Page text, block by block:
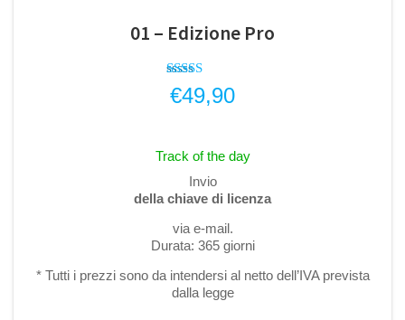
01 – Edizione Pro
Valutato
4.33
€49,90
Track of the day
Invio
della chiave di licenza
via e-mail.
Durata: 365 giorni
* Tutti i prezzi sono da intendersi al netto dell’IVA prevista
dalla legge